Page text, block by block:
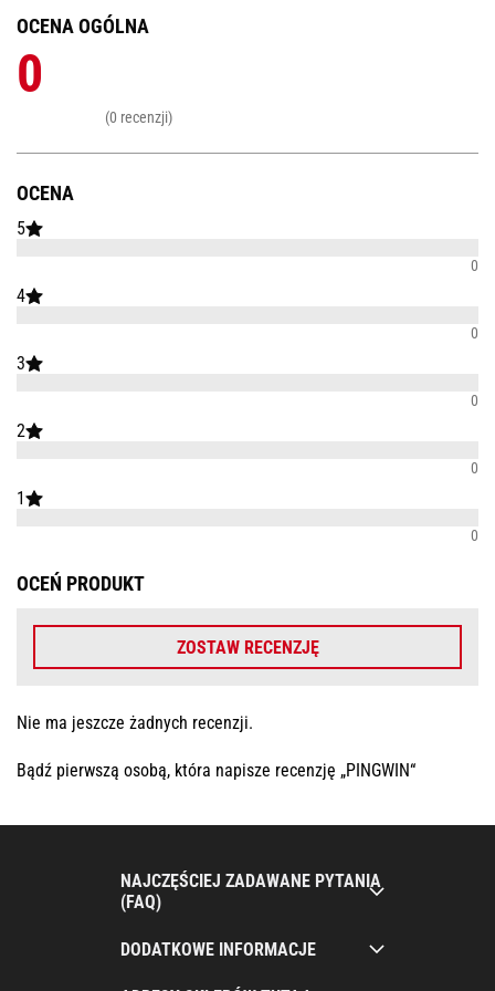
OCENA
5
0
4
0
3
0
2
0
1
0
OCENA OGÓLNA
0
(0 recenzji)
OCEŃ PRODUKT
ZOSTAW RECENZJĘ
Nie ma jeszcze żadnych recenzji.
Bądź pierwszą osobą, która napisze recenzję „PINGWIN“
NAJCZĘŚCIEJ ZADAWANE PYTANIA
(FAQ)
DODATKOWE INFORMACJE